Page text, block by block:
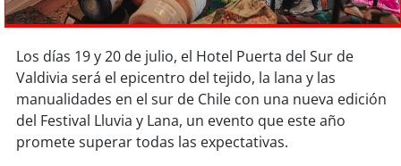
soychile
soyarica
soyiquique
soycalama
Los días 19 y 20 de julio, el Hotel Puerta del Sur de
Valdivia será el epicentro del tejido, la lana y las
manualidades en el sur de Chile con una nueva edición
del Festival Lluvia y Lana, un evento que este año
promete superar todas las expectativas.